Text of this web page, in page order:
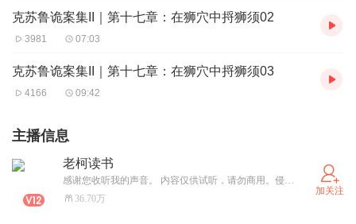
克苏鲁诡案集II｜第十七章：在狮穴中捋狮须02
3981 07:03
克苏鲁诡案集II｜第十七章：在狮穴中捋狮须03
4166 09:42
主播信息
老柯读书
感谢您收听我的声音。 内容仅供试听，请勿商用。侵权必删。
36.70万
加关注